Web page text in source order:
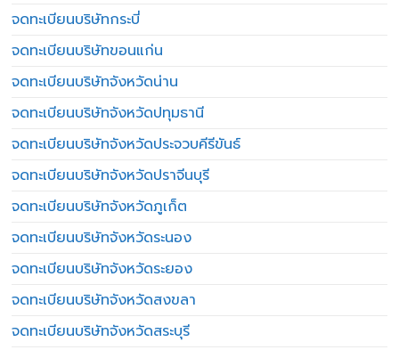
จดทะเบียนบริษัทกระบี่
จดทะเบียนบริษัทขอนแก่น
จดทะเบียนบริษัทจังหวัดน่าน
จดทะเบียนบริษัทจังหวัดปทุมธานี
จดทะเบียนบริษัทจังหวัดประจวบคีรีขันธ์
จดทะเบียนบริษัทจังหวัดปราจีนบุรี
จดทะเบียนบริษัทจังหวัดภูเก็ต
จดทะเบียนบริษัทจังหวัดระนอง
จดทะเบียนบริษัทจังหวัดระยอง
จดทะเบียนบริษัทจังหวัดสงขลา
จดทะเบียนบริษัทจังหวัดสระบุรี